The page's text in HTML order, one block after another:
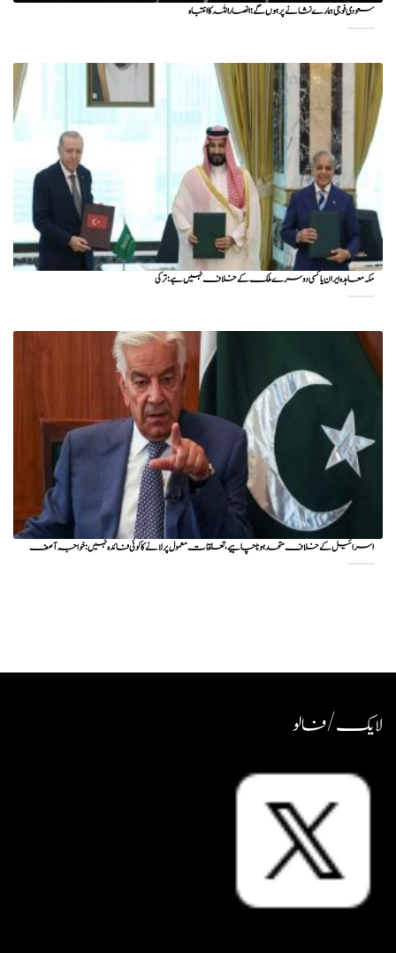
سعودی فوجی ہمارے نشانے پر ہوں گے؛ انصاراللہ کا انتباہ
مکہ معاہدہ ایران یا کسی دوسرے ملک کے خلاف نہیں ہے: ترکی
اسرائیل کے خلاف متحد ہونا چاہیے، تعلقات معمول پر لانے کا کوئی فائدہ نہیں: خواجہ آصف
لایک / فالو